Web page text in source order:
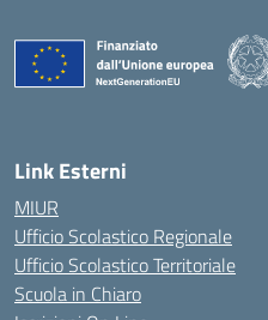
Link Esterni
MIUR
Ufficio Scolastico Regionale
Ufficio Scolastico Territoriale
Scuola in Chiaro